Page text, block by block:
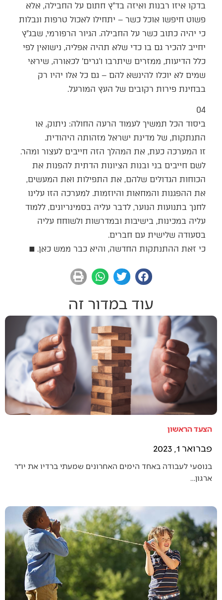
בדקו איזו רבנות ואיזה בד"ץ חתום על החבילה, אלא
פשוט חיפשו אוכל כשר – יתחילו לאכול טרפות ונבלות
כי יהיה כתוב כשר על החבילה. הגיור הרפורמי, שבג"ץ
יחייב להכיר גם בו כדי שלא תהיה אפליה, נישואין לפי
כלל הדיעות, ממזרים שיתרבו ו'גרים' לכאורה, שיראי
שמים לא יוכלו להינשא להם – גם כל אלו יהיו רק
בבחינת פירות רקובים של העץ המורעל.
04
ביסוד הכל תמשיך לעמוד הרעה החולה: ניתוק, או
התנתקות, של מדינת ישראל מזהותה היהודית.
זו המערכה כעת, את המהלך הזה חייבים לעצור ומהר.
לשם חייבים בני ובנות הציונות הדתית להפנות את
הכוחות הגדולים שלהם, את התפילות ואת המעשים,
את ההפגנות והמחאות והיוזמות. למערכה הזו עלינו
לחנך בתנועות הנוער, לדבר עליה בסמינריונים, ללמוד
עליה במכינות, בישיבות ובמדרשות ולשוחח עליה
בסעודה שלישית עם חברים.
כי זאת ההתנתקות החדשה, והיא כבר ממש כאן. ■
עוד במדור זה
הצעד הראשון
פברואר 1, 2023
בנוסעי לעבודה באחד הימים האחרונים שמעתי ברדיו את יו״ר
ארגון…